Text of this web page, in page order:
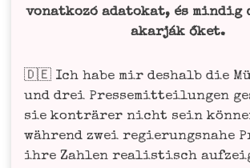
von­at­ko­zó ada­to­kat, és min­dig
akar­ják őket.
🇩🇪 Ich habe mir des­halb die
und drei Pres­se­mit­tei­lun­gen
sie kon­trä­rer nicht sein
wäh­rend zwei regie­rungs­na­he
ihre Zah­len rea­lis­tisch